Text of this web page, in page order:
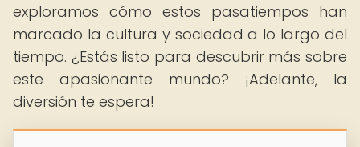
exploramos cómo estos pasatiempos han
marcado la cultura y sociedad a lo largo del
tiempo. ¿Estás listo para descubrir más sobre
este apasionante mundo? ¡Adelante, la
diversión te espera!